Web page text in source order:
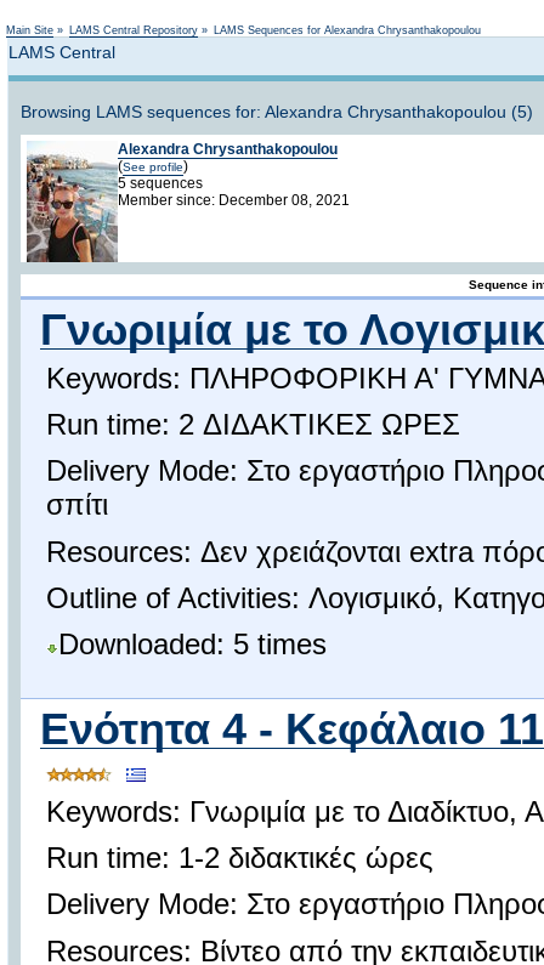
Main Site » LAMS Central Repository » LAMS Sequences for Alexandra Chrysanthakopoulou
LAMS Central
Browsing LAMS sequences for: Alexandra Chrysanthakopoulou (5)
Alexandra Chrysanthakopoulou
(See profile)
5 sequences
Member since: December 08, 2021
Sequence
Γνωριμία με το
Keywords: ΠΛΗΡΟΦΟΡΙΚΗ Α'
Run time: 2 ΔΙΔΑΚΤΙΚΕΣ ΩΡΕΣ
Delivery Mode: Στο εργαστήριο
σπίτι
Resources: Δεν χρειάζονται extra
Outline of Activities: Λογισμικό,
Downloaded: 5 times
Ενότητα 4 - Κεφάλαιο
Keywords: Γνωριμία με το Διαδίκτυο,
Run time: 1-2 διδακτικές ώρες
Delivery Mode: Στο εργαστήριο
Resources: Βίντεο από την